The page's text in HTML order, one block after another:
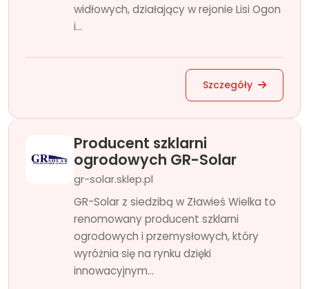
widłowych, działający w rejonie Lisi Ogon
i...
Szczegóły
Producent szklarni
ogrodowych GR-Solar
gr-solar.sklep.pl
GR-Solar z siedzibą w Zławieś Wielka to
renomowany producent szklarni
ogrodowych i przemysłowych, który
wyróżnia się na rynku dzięki
innowacyjnym...